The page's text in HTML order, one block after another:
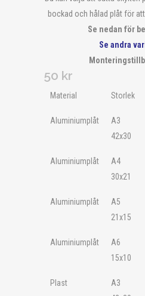
bockad och hålad plåt för
Se nedan för
Se andra
50 kr
Material Storlek
Aluminiumplåt
A3
42x30
Aluminiumplåt
A4
30x21
Aluminiumplåt
A5
21x15
Aluminiumplåt
A6
15x10
Plast
A3